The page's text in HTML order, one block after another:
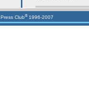
Club® 1996-2007